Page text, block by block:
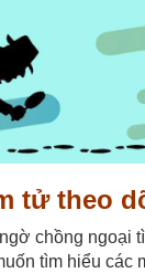
tử theo
chồng ngoại
tìm hiểu các